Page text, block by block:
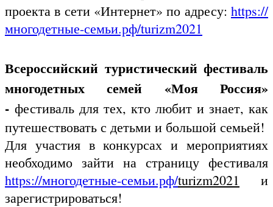
проекта в сети «Интернет» по адресу: https://
многодетные-семьи.рф/turizm2021
Всероссийский туристический фестиваль
многодетных семей «Моя Россия»
- фестиваль для тех, кто любит и знает, как
путешествовать с детьми и большой семьей!
Для участия в конкурсах и мероприятиях
необходимо зайти на страницу фестиваля
https://многодетные-семьи.рф/turizm2021 и
зарегистрироваться!